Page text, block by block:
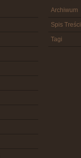
Archiwum
Spis Treści
Tagi